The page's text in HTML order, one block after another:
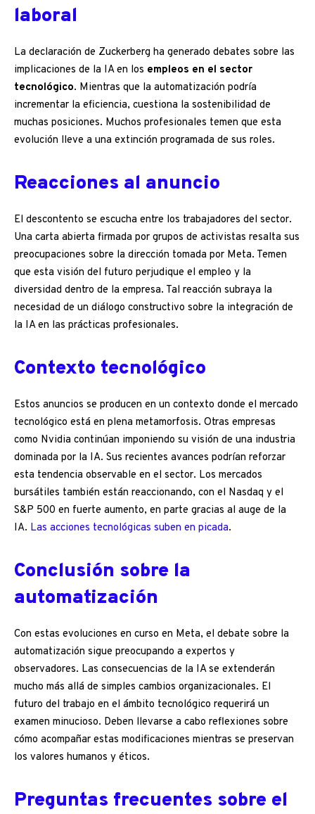
laboral
La declaración de Zuckerberg ha generado debates sobre las
implicaciones de la IA en los empleos en el sector
tecnológico. Mientras que la automatización podría
incrementar la eficiencia, cuestiona la sostenibilidad de
muchas posiciones. Muchos profesionales temen que esta
evolución lleve a una extinción programada de sus roles.
Reacciones al anuncio
El descontento se escucha entre los trabajadores del sector.
Una carta abierta firmada por grupos de activistas resalta sus
preocupaciones sobre la dirección tomada por Meta. Temen
que esta visión del futuro perjudique el empleo y la
diversidad dentro de la empresa. Tal reacción subraya la
necesidad de un diálogo constructivo sobre la integración de
la IA en las prácticas profesionales.
Contexto tecnológico
Estos anuncios se producen en un contexto donde el mercado
tecnológico está en plena metamorfosis. Otras empresas
como Nvidia continúan imponiendo su visión de una industria
dominada por la IA. Sus recientes avances podrían reforzar
esta tendencia observable en el sector. Los mercados
bursátiles también están reaccionando, con el Nasdaq y el
S&P 500 en fuerte aumento, en parte gracias al auge de la
IA. Las acciones tecnológicas suben en picada.
Conclusión sobre la
automatización
Con estas evoluciones en curso en Meta, el debate sobre la
automatización sigue preocupando a expertos y
observadores. Las consecuencias de la IA se extenderán
mucho más allá de simples cambios organizacionales. El
futuro del trabajo en el ámbito tecnológico requerirá un
examen minucioso. Deben llevarse a cabo reflexiones sobre
cómo acompañar estas modificaciones mientras se preservan
los valores humanos y éticos.
Preguntas frecuentes sobre el